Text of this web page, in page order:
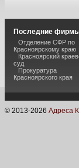
Последние
Отделение СФР по
Красноярскому краю
Красноярский
суд
Прокуратура
Красноярского края
© 2013-2026 Адреса